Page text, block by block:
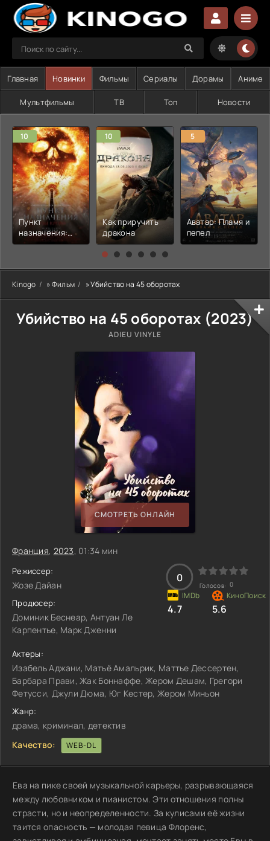
Главная Новинки Фильмы Сериалы Дорамы Аниме
Мультфильмы ТВ Топ Новости
10
Пункт
назначения:
Узы крови
10
Как приручить
дракона
5
Аватар: Пламя и
пепел
Kinogo »Фильм » Убийство на 45 оборотах
Убийство на 45 оборотах (2023)
ADIEU VINYLE
СМОТРЕТЬ ОНЛАЙН
Франция, 2023, 01:34 мин
Режиссер:
Жозе Дайан
Продюсер:
Доминик Беснеар, Антуан Ле
Карпентье, Марк Дженни
0
Голосов: 0
4.7 5.6
Актеры:
Изабель Аджани, Матьё Амальрик, Маттье Дессертен,
Барбара Прави, Жак Боннаффе, Жером Дешам, Грегори
Фетусси, Джули Дюма, Юг Кестер, Жером Миньон
Жанр:
драма, криминал, детектив
Качество:
WEB-DL
Ева на пике своей музыкальной карьеры, разрывающаяся
между любовником и пианистом. Эти отношения полны
страсти, но и неопределенности. За кулисами её жизни
таится опасность — молодая певица Флоренс,